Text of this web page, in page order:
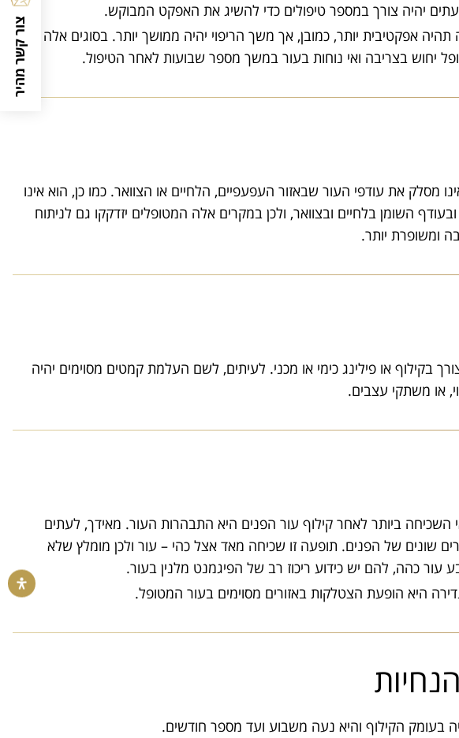
יהיה צורך במספר טיפולים כדי להשיג את האפקט המבוקש.
אפקטיבית יותר, כמובן, אך משך הריפוי יהיה ממושך יותר. בסוגים אלה של
יחוש בצריבה ואי נוחות בעור במשך מספר שבועות לאחר הטיפול.
מסלק את עודפי העור שבאזור העפעפיים, הלחיים או הצוואר. כמו כן, הוא אינו
השומן בלחיים ובצוואר, ולכן במקרים אלה המטופלים יזדקקו גם לניתוח
ומשופרת יותר.
בקילוף או פילינג כימי או מכני. לעיתים, לשם העלמת קמטים מסוימים יהיה
או משתקי עצבים.
השכיחה ביותר לאחר קילוף עור הפנים היא התבהרות העור. מאידך, לעתים
שונים של הפנים. תופעה זו שכיחה מאד אצל כהי – עור ולכן מומלץ שלא
עור כהה, להם יש כידוע ריכוז רב של הפיגמנט מלנין בעור.
היא הופעת הצטלקות באזורים מסוימים בעור המטופל.
בעומק הקילוף והיא נעה משבוע ועד מספר חודשים.
צור קשר מהיר